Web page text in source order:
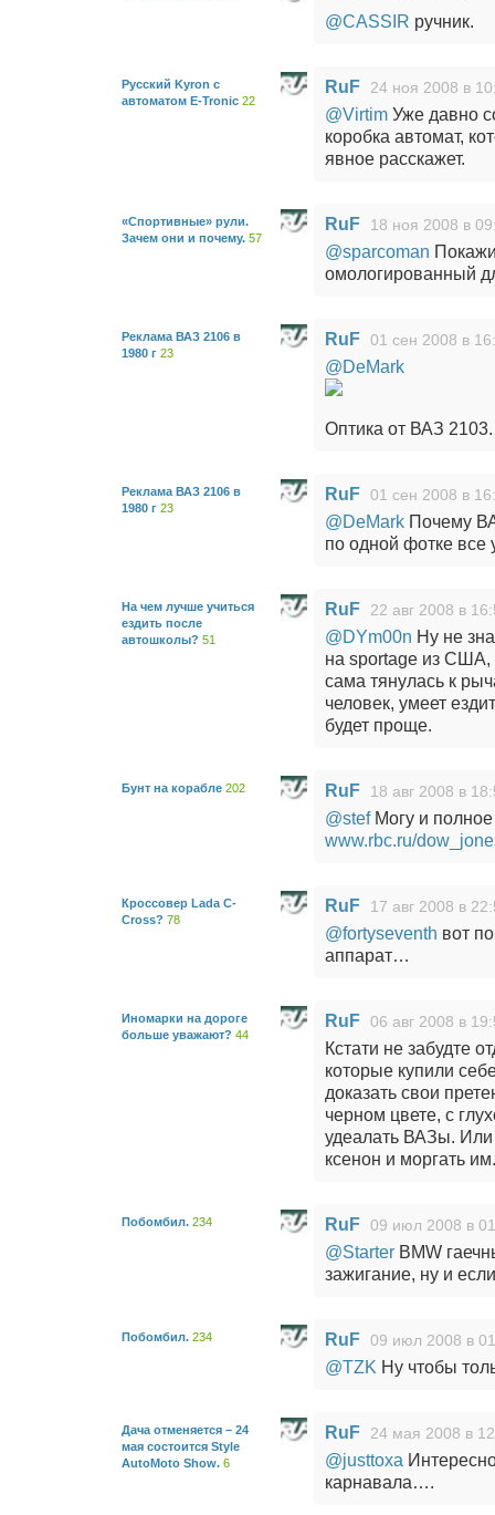
@CASSIR ручник.
Русский Kyron с
автоматом E-Tronic 22
RuF 24 ноя 2008 в
@VirtimУже давно
коробка автомат,
явное расскажет.
«Спортивные» рули.
Зачем они и почему. 57
RuF 18 ноя 2008 в
@sparcoman
омологированный
Реклама ВАЗ 2106 в
1980 г 23
RuF 01 сен 2008 в
@DeMark
Оптика от ВАЗ 2103.
Реклама ВАЗ 2106 в
1980 г 23
RuF 01 сен 2008 в
@DeMarkПочему
по одной фотке все
На чем лучше учиться
ездить после
автошколы? 51
RuF 22 авг 2008 в
@DYm00n Ну не
на sportage из США,
сама тянулась к
человек, умеет
будет проще.
Бунт на корабле 202 RuF 18 авг 2008 в
@stefМогу и
www.rbc.ru/
Кроссовер Lada C-
Cross? 78
RuF 17 авг 2008 в
@fortyseventh вот
аппарат…
Иномарки на дороге
больше уважают? 44
RuF 06 авг 2008 в
Кстати не забудте
которые купили
доказать свои
черном цвете, с
удеалать ВАЗы.
ксенон и моргать им.
Побомбил. 234 RuF 09 июл 2008 в
@StarterBMW
зажигание, ну и
Побомбил. 234 RuF 09 июл 2008 в
@TZK Ну чтобы
Дача отменяется – 24
мая состоится Style
AutoMoto Show. 6
RuF 24 мая 2008 в
@justtoxa
карнавала….